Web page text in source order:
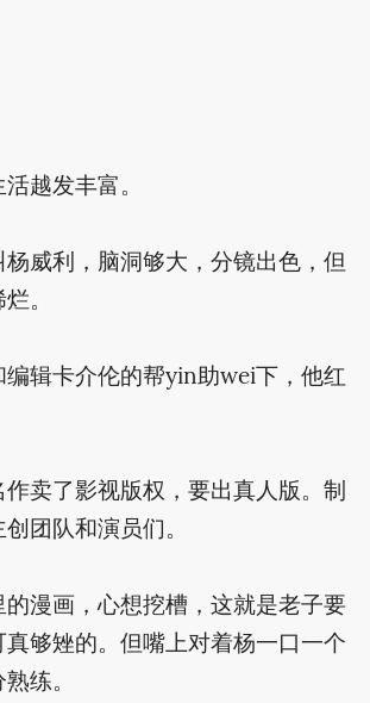
越发丰富。
威利，脑洞够大，分镜出色，但
。
辑卡介伦的帮yin助wei下，他红
卖了影视版权，要出真人版。制
团队和演员们。
漫画，心想挖槽，这就是老子要
够矬的。但嘴上对着杨一口一个
练。